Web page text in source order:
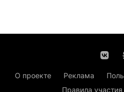
О проекте Реклама
Правила